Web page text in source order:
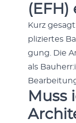
(EFH)
Kurz
pliziertes
gung. Die
als
Muss